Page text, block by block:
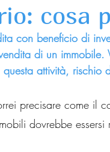
cosa
con beneficio di
di un
attività, rischio
precisare come il
dovrebbe